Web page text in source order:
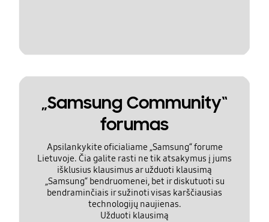
„Samsung Community“
forumas
Apsilankykite oficialiame „Samsung“ forume
Lietuvoje. Čia galite rasti ne tik atsakymus į jums
išklusius klausimus ar užduoti klausimą
„Samsung“ bendruomenei, bet ir diskutuoti su
bendraminčiais ir sužinoti visas karščiausias
technologijų naujienas.
Užduoti klausimą